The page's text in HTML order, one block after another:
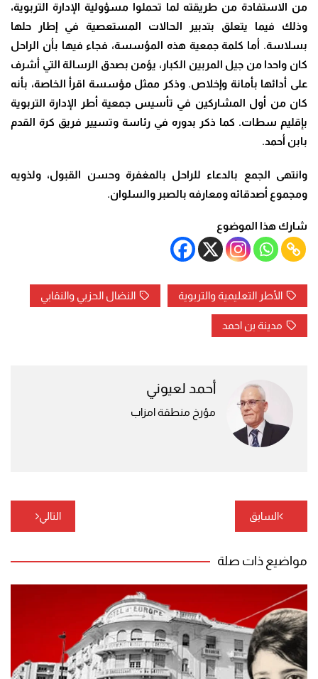
من الاستفادة من طريقته لما تحملوا مسؤولية الإدارة التربوية،
وذلك فيما يتعلق بتدبير الحالات المستعصية في إطار حلها
بسلاسة. أما كلمة جمعية هذه المؤسسة، فجاء فيها بأن الراحل
كان واحدا من جيل المربين الكبار، يؤمن بصدق الرسالة التي أشرف
على أدائها بأمانة وإخلاص. وذكر ممثل مؤسسة اقرأ الخاصة، بأنه
كان من أول المشاركين في تأسيس جمعية أطر الإدارة التربوية
بإقليم سطات. كما ذكر بدوره في رئاسة وتسيير فريق كرة القدم
بابن أحمد.
وانتهى الجمع بالدعاء للراحل بالمغفرة وحسن القبول، ولذويه
ومجموع أصدقائه ومعارفه بالصبر والسلوان.
شارك هذا الموضوع
الأطر التعليمية والتربوية النضال الحزبي والنقابي
مدينة بن احمد
أحمد لعيوني
مؤرخ منطقة امزاب
تصفّح
المقالات
السابق التالي
مواضيع ذات صلة